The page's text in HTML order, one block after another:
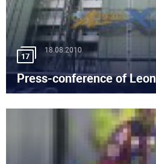
17
18.08.2010
Press-conference of